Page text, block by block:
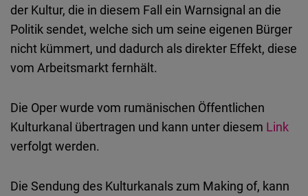
der Kultur, die in diesem Fall ein Warnsignal an die
Politik sendet, welche sich um seine eigenen Bürger
nicht kümmert, und dadurch als direkter Effekt, diese
vom Arbeitsmarkt fernhält.
Die Oper wurde vom rumänischen Öffentlichen
Kulturkanal übertragen und kann unter diesem Link
verfolgt werden.
Die Sendung des Kulturkanals zum Making of, kann